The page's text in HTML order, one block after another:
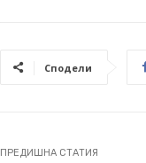
Сподели
ПРЕДИШНА СТАТИЯ